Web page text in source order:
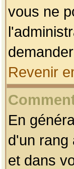
vous ne
Revenir
En
d'un rang
et dans